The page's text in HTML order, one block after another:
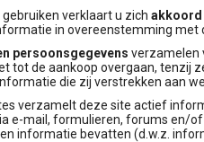
verklaart u zich akkoord
in overeenstemming met
persoonsgegevens verzamelen
tot de aankoop overgaan, tenzij
die zij verstrekken aan
verzamelt deze site actief
e-mail, formulieren, forums en/of
informatie bevatten (d.w.z.